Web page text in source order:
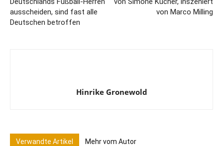
ausscheiden, sind fast alle
Deutschen betroffen
von Marco Milling
Hinrike Gronewold
Verwandte Artikel Mehr vom Autor